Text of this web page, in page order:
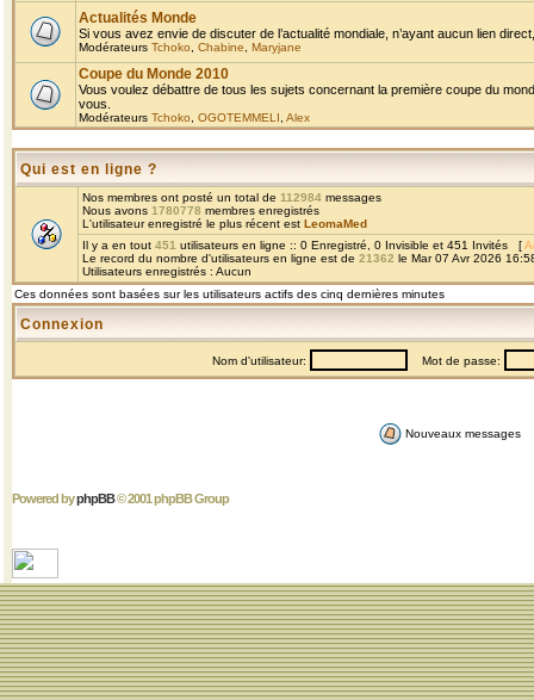
Actualités Monde
Si vous avez envie de discuter de l’actualité mondiale, n’ayant aucun lien
Modérateurs Tchoko Chabine Maryjane
Coupe du Monde 2010
Vous voulez débattre de tous les sujets concernant la première coupe du
vous.
Modérateurs Tchoko OGOTEMMELI Alex
Qui est en ligne ?
Nos membres ont posté un total de 112984 messages
Nous avons 1780778 membres enregistrés
L'utilisateur enregistré le plus récent est LeomaMed
Il y a en tout 451 utilisateurs en ligne :: 0 Enregistré, 0 Invisible et 451 Invités [
Le record du nombre d'utilisateurs en ligne est de 21362 le Mar 07 Avr 2026
Utilisateurs enregistrés : Aucun
Ces données sont basées sur les utilisateurs actifs des cinq dernières minutes
Connexion
Nom d'utilisateur: Mot de passe:
Nouveaux messages
Powered byphpBB© 2001 phpBB Group